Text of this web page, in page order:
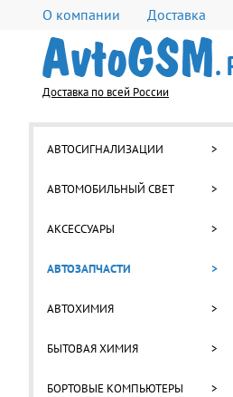
О компании Доставка
Доставка по всей России
АВТОСИГНАЛИЗАЦИИ >
АВТОМОБИЛЬНЫЙ СВЕТ >
АКСЕССУАРЫ >
АВТОЗАПЧАСТИ >
АВТОХИМИЯ >
БЫТОВАЯ ХИМИЯ >
БОРТОВЫЕ КОМПЬЮТЕРЫ >